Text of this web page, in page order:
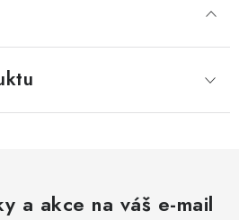
a akce na váš e-mail